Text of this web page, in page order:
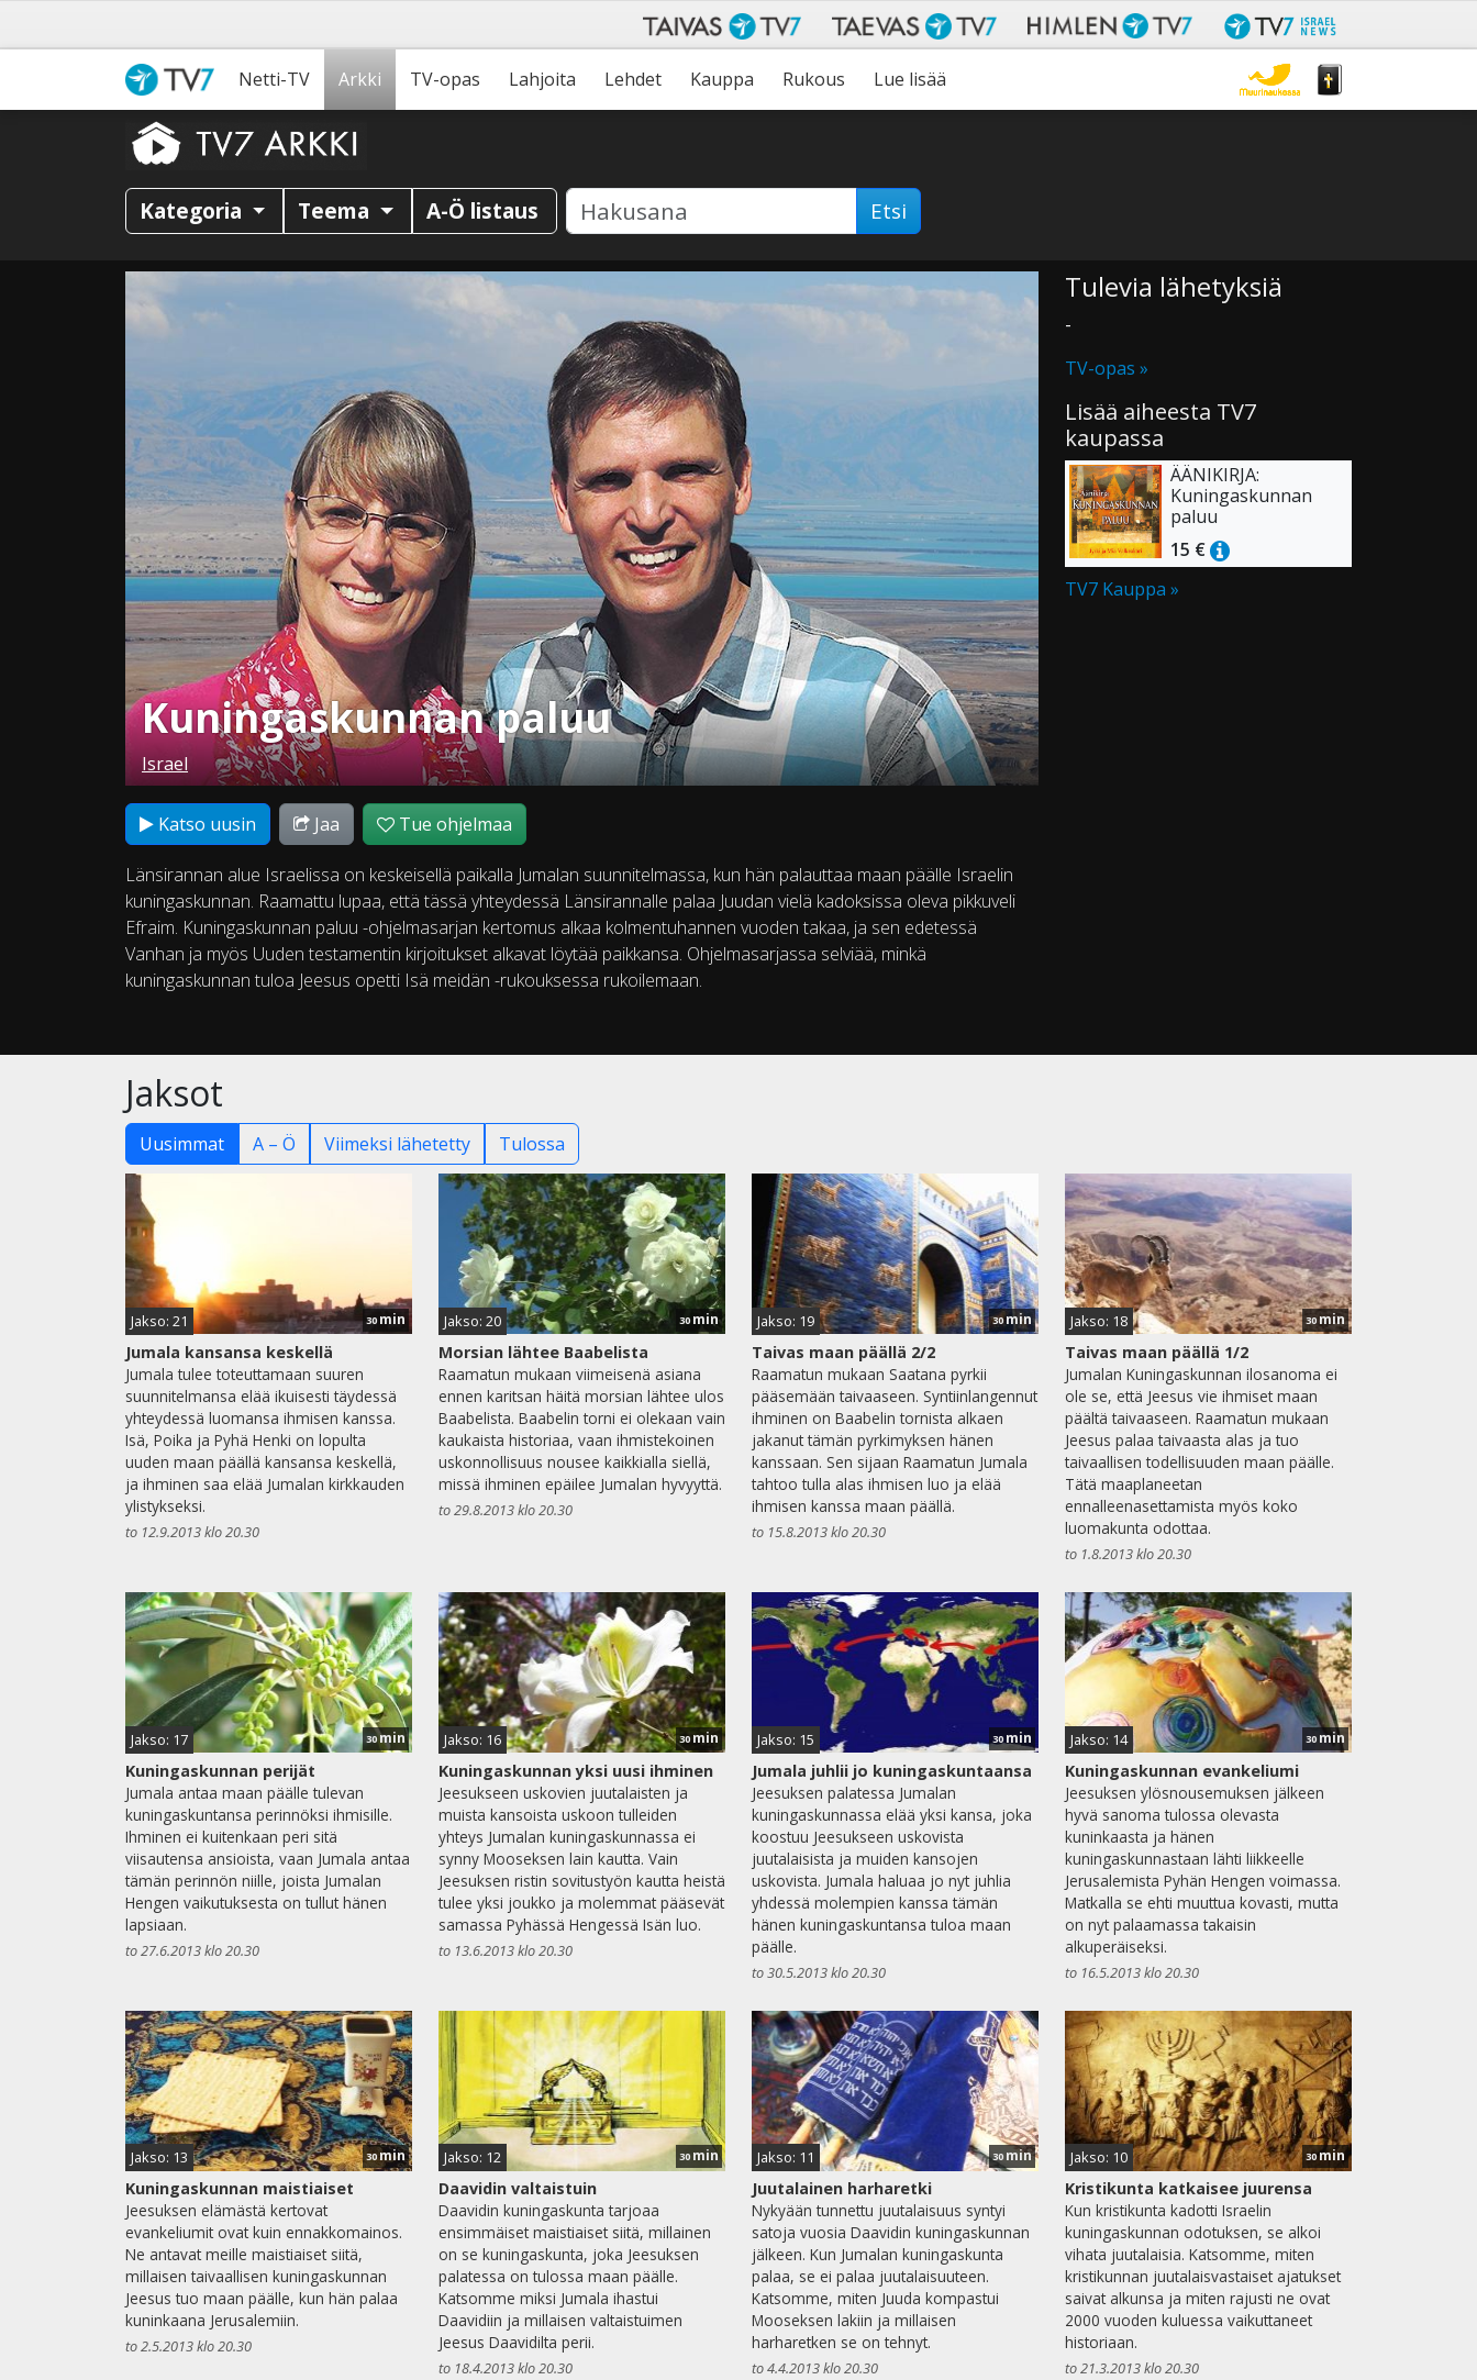
Netti-TV Arkki TV-opas Lahjoita Lehdet Kauppa Rukous Lue lisää
Kategoria Teema A-Ö listaus Etsi
Kuningaskunnan paluu
Israel
Katso uusin Jaa Tue ohjelmaa
Länsirannan alue Israelissa on keskeisellä paikalla Jumalan suunnitelmassa, kun hän palauttaa maan päälle Israelin
kuningaskunnan. Raamattu lupaa, että tässä yhteydessä Länsirannalle palaa Juudan vielä kadoksissa oleva pikkuveli
Efraim. Kuningaskunnan paluu -ohjelmasarjan kertomus alkaa kolmentuhannen vuoden takaa, ja sen edetessä
Vanhan ja myös Uuden testamentin kirjoitukset alkavat löytää paikkansa. Ohjelmasarjassa selviää, minkä
kuningaskunnan tuloa Jeesus opetti Isä meidän -rukouksessa rukoilemaan.
Tulevia lähetyksiä
-
TV-opas »
Lisää aiheesta TV7
kaupassa
ÄÄNIKIRJA:
Kuningaskunnan
paluu
15 €
TV7 Kauppa »
Jaksot
Uusimmat A – Ö Viimeksi lähetetty Tulossa
Jakso: 21 30 min
Jumala kansansa keskellä
Jumala tulee toteuttamaan suuren
suunnitelmansa elää ikuisesti täydessä
yhteydessä luomansa ihmisen kanssa.
Isä, Poika ja Pyhä Henki on lopulta
uuden maan päällä kansansa keskellä,
ja ihminen saa elää Jumalan kirkkauden
ylistykseksi.
to 12.9.2013 klo 20.30
Jakso: 20 30 min
Morsian lähtee Baabelista
Raamatun mukaan viimeisenä asiana
ennen karitsan häitä morsian lähtee ulos
Baabelista. Baabelin torni ei olekaan vain
kaukaista historiaa, vaan ihmistekoinen
uskonnollisuus nousee kaikkialla siellä,
missä ihminen epäilee Jumalan hyvyyttä.
to 29.8.2013 klo 20.30
Jakso: 19 30min
Taivas maan päällä 2/2
Raamatun mukaan Saatana pyrkii
pääsemään taivaaseen. Syntiinlangennut
ihminen on Baabelin tornista alkaen
jakanut tämän pyrkimyksen hänen
kanssaan. Sen sijaan Raamatun Jumala
tahtoo tulla alas ihmisen luo ja elää
ihmisen kanssa maan päällä.
to 15.8.2013 klo 20.30
Jakso: 18 30 min
Taivas maan päällä 1/2
Jumalan Kuningaskunnan ilosanoma ei
ole se, että Jeesus vie ihmiset maan
päältä taivaaseen. Raamatun mukaan
Jeesus palaa taivaasta alas ja tuo
taivaallisen todellisuuden maan päälle.
Tätä maaplaneetan
ennalleenasettamista myös koko
luomakunta odottaa.
to 1.8.2013 klo 20.30
Jakso: 17 30min
Kuningaskunnan perijät
Jumala antaa maan päälle tulevan
kuningaskuntansa perinnöksi ihmisille.
Ihminen ei kuitenkaan peri sitä
viisautensa ansioista, vaan Jumala antaa
tämän perinnön niille, joista Jumalan
Hengen vaikutuksesta on tullut hänen
lapsiaan.
to 27.6.2013 klo 20.30
Jakso: 16 30min
Kuningaskunnan yksi uusi ihminen
Jeesukseen uskovien juutalaisten ja
muista kansoista uskoon tulleiden
yhteys Jumalan kuningaskunnassa ei
synny Mooseksen lain kautta. Vain
Jeesuksen ristin sovitustyön kautta heistä
tulee yksi joukko ja molemmat pääsevät
samassa Pyhässä Hengessä Isän luo.
to 13.6.2013 klo 20.30
Jakso: 15 30 min
Jumala juhlii jo kuningaskuntaansa
Jeesuksen palatessa Jumalan
kuningaskunnassa elää yksi kansa, joka
koostuu Jeesukseen uskovista
juutalaisista ja muiden kansojen
uskovista. Jumala haluaa jo nyt juhlia
yhdessä molempien kanssa tämän
hänen kuningaskuntansa tuloa maan
päälle.
to 30.5.2013 klo 20.30
Jakso: 14 30 min
Kuningaskunnan evankeliumi
Jeesuksen ylösnousemuksen jälkeen
hyvä sanoma tulossa olevasta
kuninkaasta ja hänen
kuningaskunnastaan lähti liikkeelle
Jerusalemista Pyhän Hengen voimassa.
Matkalla se ehti muuttua kovasti, mutta
on nyt palaamassa takaisin
alkuperäiseksi.
to 16.5.2013 klo 20.30
Jakso: 13 30min
Kuningaskunnan maistiaiset
Jeesuksen elämästä kertovat
evankeliumit ovat kuin ennakkomainos.
Ne antavat meille maistiaiset siitä,
millaisen taivaallisen kuningaskunnan
Jeesus tuo maan päälle, kun hän palaa
kuninkaana Jerusalemiin.
to 2.5.2013 klo 20.30
Jakso: 12 30 min
Daavidin valtaistuin
Daavidin kuningaskunta tarjoaa
ensimmäiset maistiaiset siitä, millainen
on se kuningaskunta, joka Jeesuksen
palatessa on tulossa maan päälle.
Katsomme miksi Jumala ihastui
Daavidiin ja millaisen valtaistuimen
Jeesus Daavidilta perii.
to 18.4.2013 klo 20.30
Jakso: 11 30 min
Juutalainen harharetki
Nykyään tunnettu juutalaisuus syntyi
satoja vuosia Daavidin kuningaskunnan
jälkeen. Kun Jumalan kuningaskunta
palaa, se ei palaa juutalaisuuteen.
Katsomme, miten Juuda kompastui
Mooseksen lakiin ja millaisen
harharetken se on tehnyt.
to 4.4.2013 klo 20.30
Jakso: 10 30min
Kristikunta katkaisee juurensa
Kun kristikunta kadotti Israelin
kuningaskunnan odotuksen, se alkoi
vihata juutalaisia. Katsomme, miten
kristikunnan juutalaisvastaiset ajatukset
saivat alkunsa ja miten rajusti ne ovat
2000 vuoden kuluessa vaikuttaneet
historiaan.
to 21.3.2013 klo 20.30